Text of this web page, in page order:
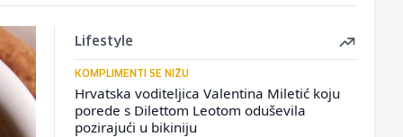
Lifestyle
KOMPLIMENTI SE NIŽU
Hrvatska voditeljica Valentina Miletić koju
porede s Dilettom Leotom oduševila
pozirajući u bikiniju